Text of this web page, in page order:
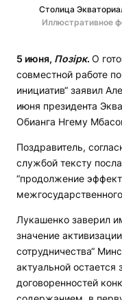
Столица
Иллюстративное
5 июня, Позірк. О
совместной работе
инициатив“ заявил
июня президента
Обианга Нгему
Поздравитель,
службой тексту
“продолжение
Лукашенко заверил
значение
сотрудничества“
актуальной остается
договоренностей